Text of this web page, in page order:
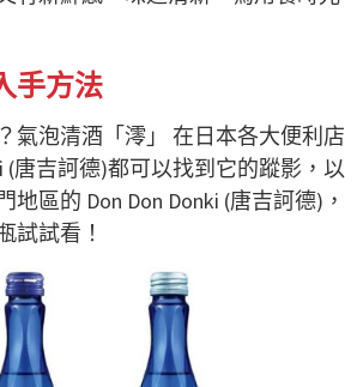
手方法
氣泡清酒「澪」 在日本各大便利店
(唐吉訶德)都可以找到它的蹤影，以
地區的 Don Don Donki (唐吉訶德)，
試試看！